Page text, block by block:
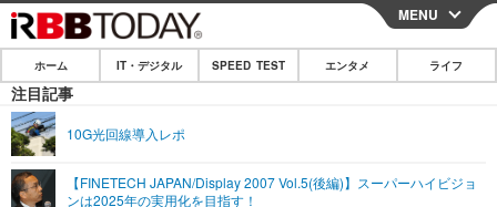
CLOSE
ホーム
IT・デジタル
SPEED TEST
MENU
ホーム IT・デジタル SPEED TEST エンタメ ライフ
注目記事
10G光回線導入レポ
【FINETECH JAPAN/Display 2007 Vol.5(後編)】スーパーハイビジョ
ンは2025年の実用化を目指す！